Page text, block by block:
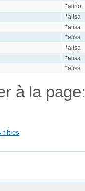
*alinō
*alisa
*alisa
*alisa
*alisa
*alisa
*alisa
à la page:
filtres